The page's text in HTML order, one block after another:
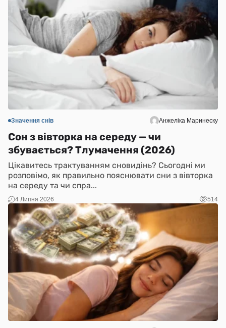
Значення снів Анжеліка Маринеску
Сон з вівторка на середу — чи
збувається? Тлумачення (2026)
Цікавитесь трактуванням сновидінь? Сьогодні ми
розповімо, як правильно пояснювати сни з вівторка
на середу та чи спра...
4 Липня 2026 514